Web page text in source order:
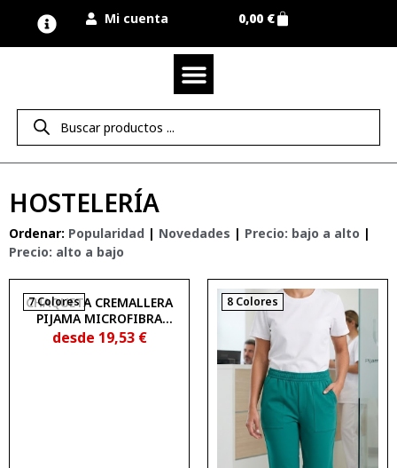
Mi cuenta 0,00 €
HOSTELERÍA
Ordenar: Popularidad | Novedades | Precio: bajo a alto |
Precio: alto a bajo
7 Colores
CHAQUETA CREMALLERA
PIJAMA MICROFIBRA
MUJER NEW WAVE UNIMUR
COLORS 1835150
desde 19,53 €
8 Colores